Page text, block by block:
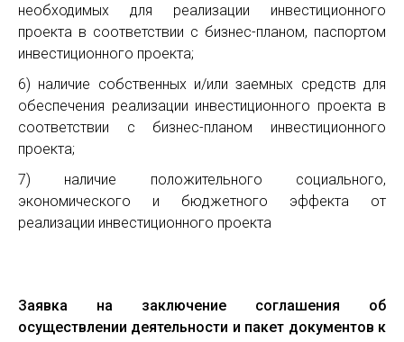
необходимых для реализации инвестиционного
проекта в соответствии с бизнес-планом, паспортом
инвестиционного проекта;
6) наличие собственных и/или заемных средств для
обеспечения реализации инвестиционного проекта в
соответствии с бизнес-планом инвестиционного
проекта;
7) наличие положительного социального,
экономического и бюджетного эффекта от
реализации инвестиционного проекта
Заявка на заключение соглашения об
осуществлении деятельности и пакет документов к